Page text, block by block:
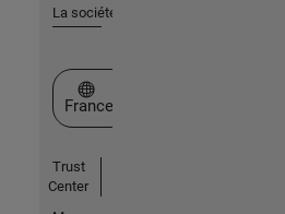
La société
Sélectionner un site web
France
Trust
Center